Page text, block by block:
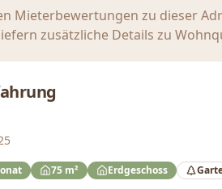
Mieterbewertungen zu dieser
zusätzliche Details zu
75 m² Erdgeschoss